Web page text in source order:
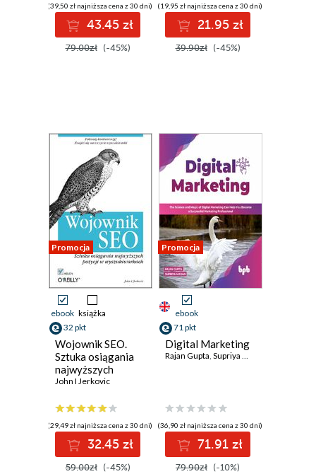
(39,50 zł najniższa cena z 30 dni)
43.45 zł
79.00zł (-45%)
(19,95 zł najniższa cena z 30 dni)
21.95 zł
39.90zł (-45%)
Promocja
ebook książka
32 pkt
Wojownik SEO.
Sztuka osiągania
najwyższych
pozycji w
John I Jerkovic
(29,49 zł najniższa cena z 30 dni)
32.45 zł
59.00zł (-45%)
Promocja
ebook
71 pkt
Digital Marketing
Rajan Gupta, Supriya Madan
(36,90 zł najniższa cena z 30 dni)
71.91 zł
79.90zł (-10%)